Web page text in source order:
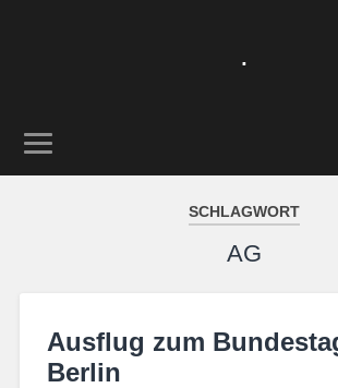
.
SCHLAGWORT
AG
Ausflug zum
Berlin